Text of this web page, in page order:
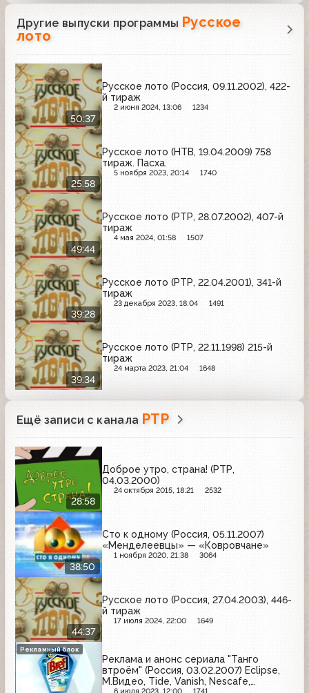
Другие выпуски программы Русское
лото
50:37
Русское лото (Россия, 09.11.2002), 422-
й тираж
2 июня 2024, 13:06 1234
25:58
Русское лото (НТВ, 19.04.2009) 758
тираж. Пасха.
5 ноября 2023, 20:14 1740
49:44
Русское лото (РТР, 28.07.2002), 407-й
тираж
4 мая 2024, 01:58 1507
39:28
Русское лото (РТР, 22.04.2001), 341-й
тираж
23 декабря 2023, 18:04 1491
39:34
Русское лото (РТР, 22.11.1998) 215-й
тираж
24 марта 2023, 21:04 1648
Ещё записи с канала РТР
28:58
Доброе утро, страна! (РТР,
04.03.2000)
24 октября 2015, 18:21 2532
38:50
Сто к одному (Россия, 05.11.2007)
«Менделеевцы» — «Ковровчане»
1 ноября 2020, 21:38 3064
44:37
Русское лото (Россия, 27.04.2003), 446-
й тираж
17 июля 2024, 22:00 1649
Реклама и анонс сериала "Танго
втроём" (Россия, 03.02.2007) Eclipse,
М.Видео, Tide, Vanish, Nescafe,
Рекламный блок